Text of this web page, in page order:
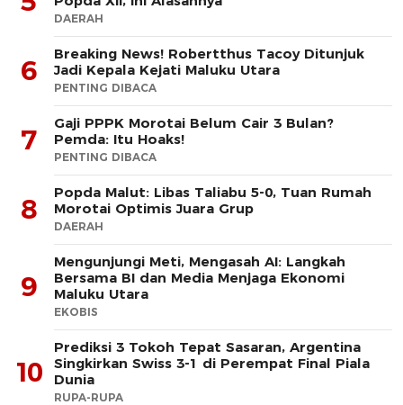
DAERAH
6
Breaking News! Robertthus Tacoy Ditunjuk
Jadi Kepala Kejati Maluku Utara
PENTING DIBACA
7
Gaji PPPK Morotai Belum Cair 3 Bulan?
Pemda: Itu Hoaks!
PENTING DIBACA
8
Popda Malut: Libas Taliabu 5-0, Tuan Rumah
Morotai Optimis Juara Grup
DAERAH
9
Mengunjungi Meti, Mengasah AI: Langkah
Bersama BI dan Media Menjaga Ekonomi
Maluku Utara
EKOBIS
10
Prediksi 3 Tokoh Tepat Sasaran, Argentina
Singkirkan Swiss 3-1 di Perempat Final Piala
Dunia
RUPA-RUPA